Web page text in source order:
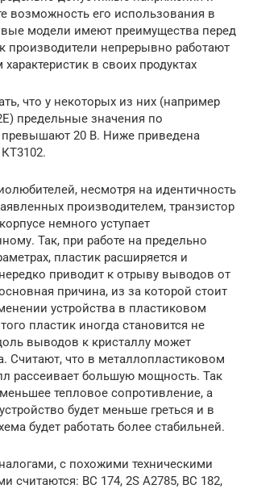
возможность его использования в
модели имеют преимущества перед
производители непрерывно работают
в своих продуктах
что у некоторых из них (например
предельные значения по
20 В. Ниже приведена
несмотря на идентичность
производителем, транзистор
немного уступает
Так, при работе на предельно
пластик расширяется и
приводит к отрыву выводов от
причина, из за которой стоит
устройства в пластиковом
пластик иногда становится не
выводов к кристаллу может
Считают, что в металлопластиковом
рассеивает большую мощность. Так
тепловое сопротивление, а
будет меньше греться и в
будет работать более стабильней.
с похожими техническими
считаются: BC 174, 2S A2785, BC 182,